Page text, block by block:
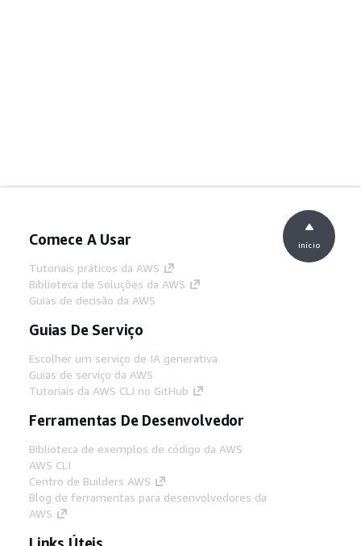
Comece A Usar
Tutoriais práticos da AWS
Biblioteca de Soluções da AWS
Guias de decisão da AWS
Guias De Serviço
Escolher um serviço de IA generativa
Guias de serviço da AWS
Tutoriais da AWS CLI no GitHub
Ferramentas De Desenvolvedor
Biblioteca de exemplos de código da AWS
AWS CLI
Centro de Builders AWS
Blog de ferramentas para desenvolvedores da
AWS
Links Úteis
início